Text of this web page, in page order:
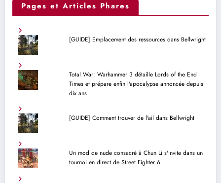
Pages et Articles Phares
[GUIDE] Emplacement des ressources dans Bellwright
Total War: Warhammer 3 détaille Lords of the End
Times et prépare enfin l'apocalypse annoncée depuis
dix ans
[GUIDE] Comment trouver de l'ail dans Bellwright
Un mod de nude consacré à Chun Li s'invite dans un
tournoi en direct de Street Fighter 6